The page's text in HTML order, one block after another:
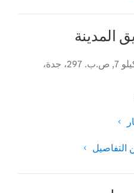
المدينة
7
,
ص.ب. 297، جدة،
التفاصيل